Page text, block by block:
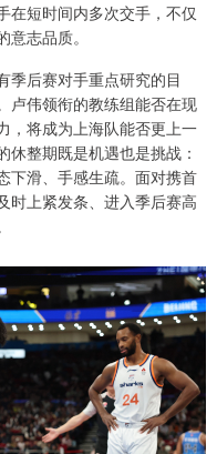
在短时间内多次交手，不仅
志品质。
季后赛对手重点研究的目
卢伟领衔的教练组能否在现
，将成为上海队能否更上一
整期既是机遇也是挑战：
下滑、手感生疏。面对携首
时上紧发条、进入季后赛高